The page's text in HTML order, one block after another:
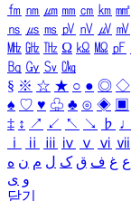
㎙ ㎚ ㎛ ㎜ ㎝ ㎞ ㎟
㎱ ㎲ ㎳ ㎴ ㎵ ㎶ ㎷
㎒ ㎓ ㎔ Ω ㏀ ㏁ ㎊
㏃ ㏉ ㏜ ㏆
§ ※ ☆ ★ ○ ● ◎ ◇
♠ ♡ ♥ ♧ ♣ ⊙ ◈ ▣
‡ ↕ ↗ ↙ ↖ ↘ ♭ ♩
ⅰ
ⅱ ⅲ ⅳ ⅴ ⅵ ⅶ
ع غ ف ق ک ل م ن ه
و ی
닫기